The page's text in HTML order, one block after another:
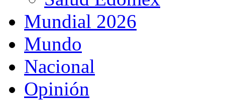
Mundial 2026
Mundo
Nacional
Opinión